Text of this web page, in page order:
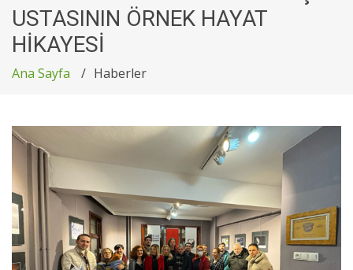
USTASININ ÖRNEK HAYAT
HİKAYESİ
Ana Sayfa Haberler